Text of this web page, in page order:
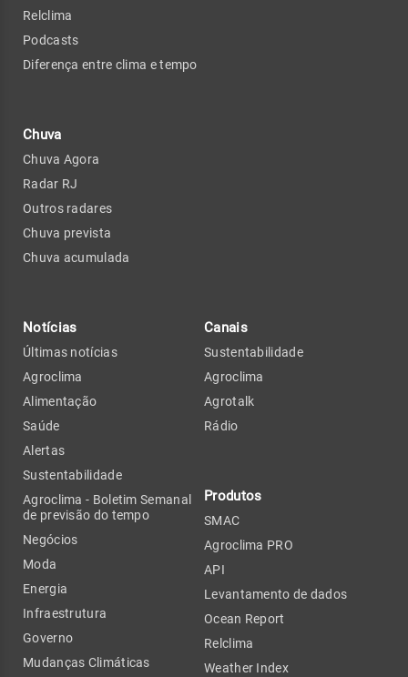
Relclima
Podcasts
Diferença entre clima e tempo
Chuva
Chuva Agora
Radar RJ
Outros radares
Chuva prevista
Chuva acumulada
Notícias
Últimas notícias
Agroclima
Alimentação
Saúde
Alertas
Sustentabilidade
Agroclima - Boletim Semanal
de previsão do tempo
Negócios
Moda
Energia
Infraestrutura
Governo
Mudanças Climáticas
Canais
Sustentabilidade
Agroclima
Agrotalk
Rádio
Produtos
SMAC
Agroclima PRO
API
Levantamento de dados
Ocean Report
Relclima
Weather Index